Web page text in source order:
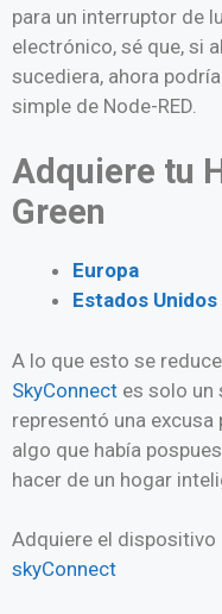
para un interruptor de
electrónico, sé que, si
sucediera, ahora
simple de Node-RED.
Adquiere tu
Green
Europa
Estados Unidos
A lo que esto se
SkyConnect es solo un
representó una
algo que había
hacer de un hogar
Adquiere el dispositivo
skyConnect